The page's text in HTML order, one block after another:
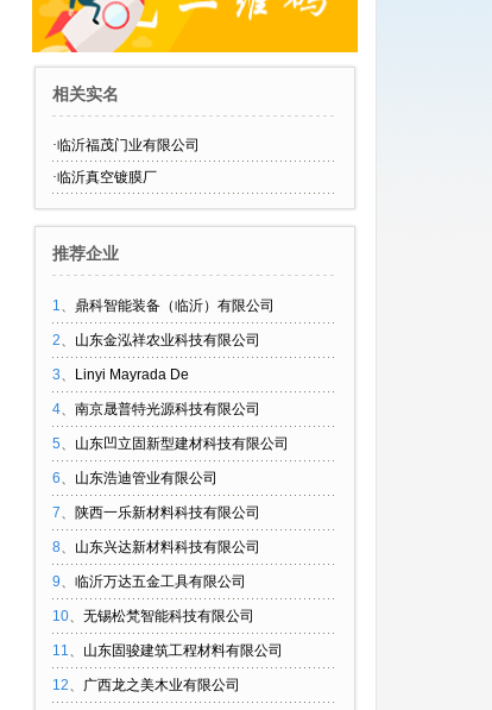
相关实名
·临沂福茂门业有限公司
·临沂真空镀膜厂
推荐企业
1、 鼎科智能装备（临沂）有限公司
2、 山东金泓祥农业科技有限公司
3、 Linyi Mayrada De
4、 南京晟普特光源科技有限公司
5、 山东凹立固新型建材科技有限公司
6、 山东浩迪管业有限公司
7、 陕西一乐新材料科技有限公司
8、 山东兴达新材料科技有限公司
9、 临沂万达五金工具有限公司
10、 无锡松梵智能科技有限公司
11、 山东固骏建筑工程材料有限公司
12、 广西龙之美木业有限公司